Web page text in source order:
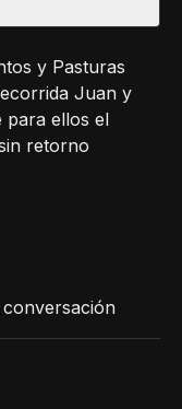
y Pasturas
Juan y
para ellos el
retorno